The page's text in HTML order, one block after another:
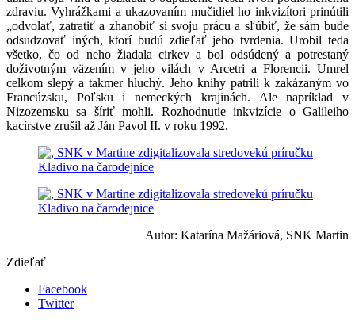
zdraviu. Vyhrážkami a ukazovaním mučidiel ho inkvizítori prinútili
„odvolať, zatratiť a zhanobiť si svoju prácu a sľúbiť, že sám bude
odsudzovať iných, ktorí budú zdieľať jeho tvrdenia. Urobil teda
všetko, čo od neho žiadala cirkev a bol odsúdený a potrestaný
doživotným väzením v jeho vilách v Arcetri a Florencii. Umrel
celkom slepý a takmer hluchý. Jeho knihy patrili k zakázaným vo
Francúzsku, Poľsku i nemeckých krajinách. Ale napríklad v
Nizozemsku sa šíriť mohli. Rozhodnutie inkvizície o Galileiho
kacírstve zrušil až Ján Pavol II. v roku 1992.
Autor: Katarína Mažáriová, SNK Martin
Zdieľať
Facebook
Twitter